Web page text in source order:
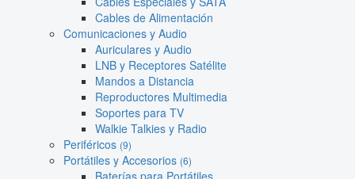
Cables de Alimentación
Comunicaciones y Audio
Auriculares y Audio
LNB y Receptores Satélite
Mandos a Distancia
Reproductores Multimedia
Soportes para TV
Walkie Talkies y Radio
Periféricos (9)
Portátiles y Accesorios (6)